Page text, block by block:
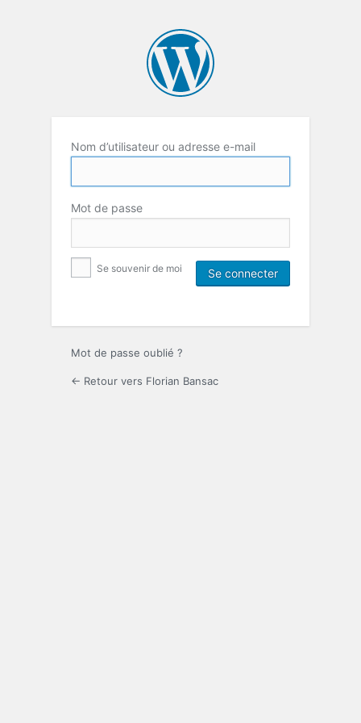
Nom d’utilisateur ou adresse e-mail
Mot de passe
Se souvenir de moi
Mot de passe oublié ?
← Retour vers Florian Bansac